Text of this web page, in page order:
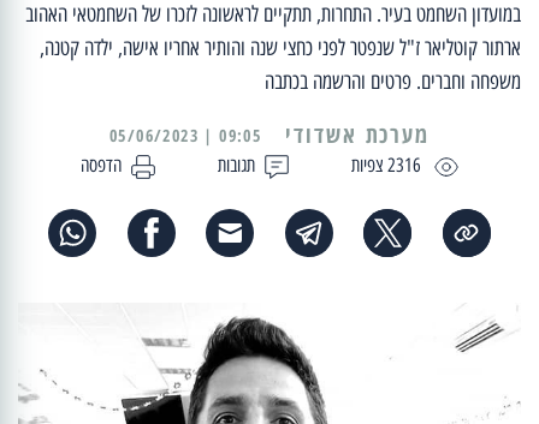
במועדון השחמט בעיר. התחרות, תתקיים לראשונה לזכרו של השחמטאי האהוב
ארתור קוטליאר ז"ל שנפטר לפני כחצי שנה והותיר אחריו אישה, ילדה קטנה,
משפחה וחברים. פרטים והרשמה בכתבה
2316 צפיות תגובות הדפסה
מערכת אשדודי 09:05 | 05/06/2023